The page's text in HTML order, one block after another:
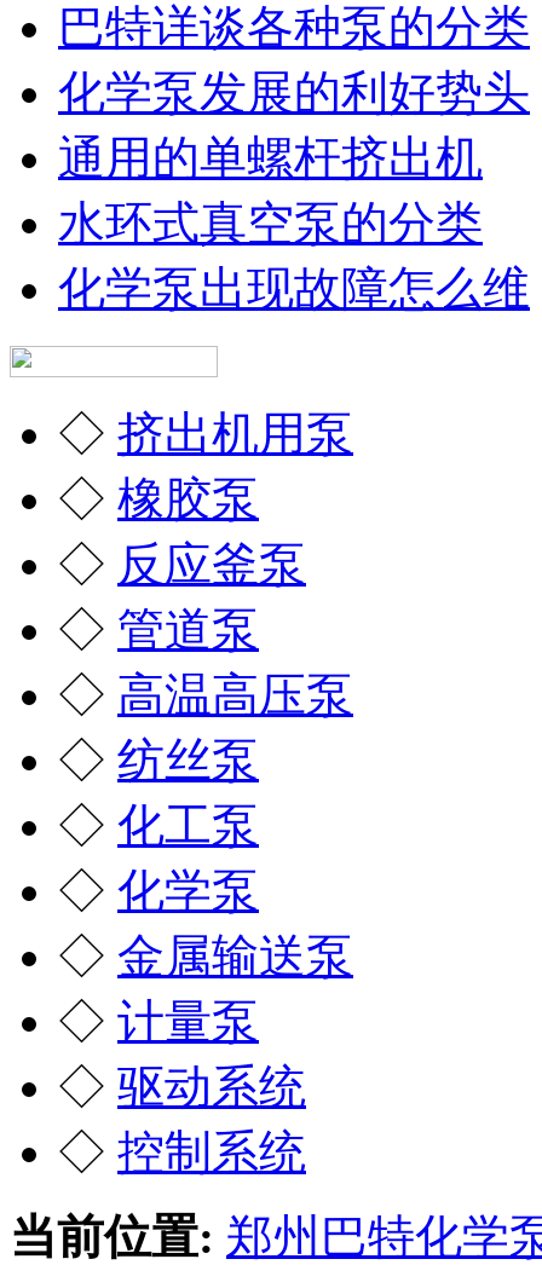
巴特详谈各种泵的分类
化学泵发展的利好势头
通用的单螺杆挤出机
水环式真空泵的分类
化学泵出现故障怎么维
◇ 挤出机用泵
◇ 橡胶泵
◇ 反应釜泵
◇ 管道泵
◇ 高温高压泵
◇ 纺丝泵
◇ 化工泵
◇ 化学泵
◇ 金属输送泵
◇ 计量泵
◇ 驱动系统
◇ 控制系统
当前位置: 郑州巴特化学